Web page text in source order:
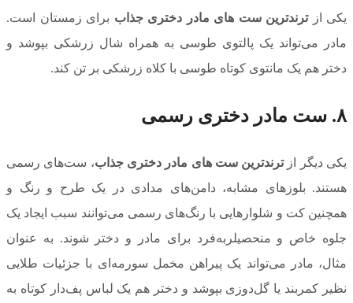
یکی ازترندترین ست های مادر دختری جذاب برای زمستان است.
مادر می‌تواند یک پالتوی طوسی به همراه شال زرشکی بپوشد و
دختر هم یک مانتوی کوتاه طوسی با کلاه زرشکی بر تن کند.
۸. ست مادر دختری رسمی
یکی دیگر ازترندترین ست های مادر دختری جذاب، ست‌های رسمی
هستند. بلوزهای مشابه، دامن‌های مدادی در یک طرح و رنگ و
همچنین کت و شلوارهایی با رنگ‌های رسمی می‌توانند سبب ایجاد یک
جلوه خاص و منحصیلربه‌فرد برای مادر و دختر شوند. به عنوان
مثال، مادر می‌تواند یک پیراهن مخمل سورمه‌ای با جزئیات طلایی
نظیر کمربند یا گل‌دوزی بپوشد و دختر هم یک لباس پف‌دار کوتاه به